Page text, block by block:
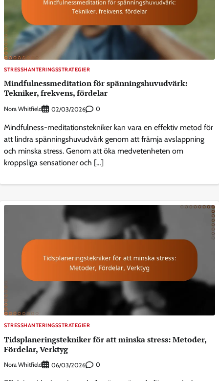
STRESSHANTERINGSSTRATEGIER
Mindfulnessmeditation för spänningshuvudvärk:
Tekniker, frekvens, fördelar
Nora Whitfield 02/03/2026 0
Mindfulness-meditationstekniker kan vara en effektiv metod för
att lindra spänningshuvudvärk genom att främja avslappning
och minska stress. Genom att öka medvetenheten om
kroppsliga sensationer och […]
STRESSHANTERINGSSTRATEGIER
Tidsplaneringstekniker för att minska stress: Metoder,
Fördelar, Verktyg
Nora Whitfield 06/03/2026 0